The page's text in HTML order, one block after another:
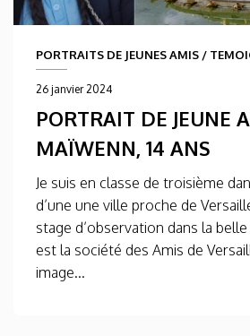
PORTRAITS DE JEUNES AMIS /
26 janvier 2024
PORTRAIT DE JEUNE
MAÏWENN, 14 ANS
Je suis en classe de troisième
d’une une ville proche de
stage d’observation dans la
est la société des Amis de
image...